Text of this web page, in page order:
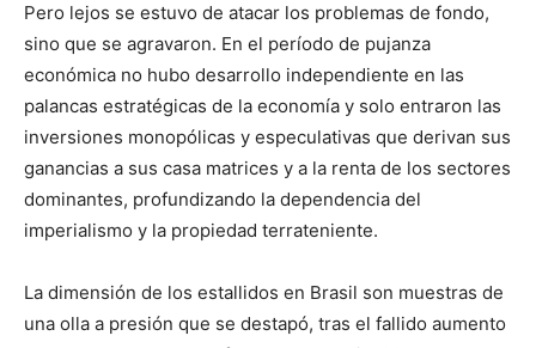
Pero lejos se estuvo de atacar los problemas de fondo,
sino que se agravaron. En el período de pujanza
económica no hubo desarrollo independiente en las
palancas estratégicas de la economía y solo entraron las
inversiones monopólicas y especulativas que derivan sus
ganancias a sus casa matrices y a la renta de los sectores
dominantes, profundizando la dependencia del
imperialismo y la propiedad terrateniente.
La dimensión de los estallidos en Brasil son muestras de
una olla a presión que se destapó, tras el fallido aumento